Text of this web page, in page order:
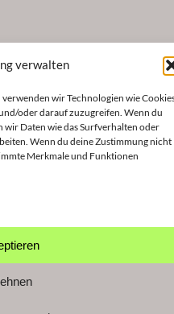
verwalten
wir Technologien wie
oder darauf zuzugreifen. Wenn du
wir Daten wie das Surfverhalten oder
Wenn du deine Zustimmung nicht
Merkmale und Funktionen